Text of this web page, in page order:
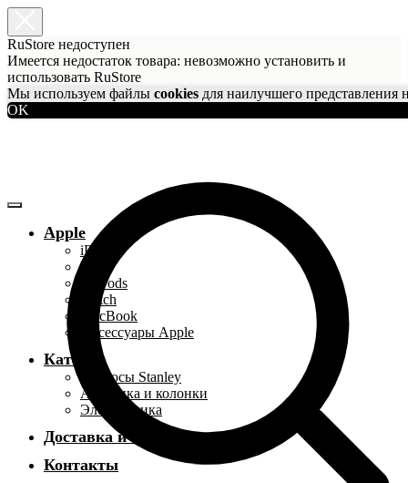
RuStore недоступен
Имеется недостаток товара: невозможно установить и
использовать RuStore
Мы используем файлы cookies для наилучшего представления
OK
Apple
iPhone
iPad
AirPods
Watch
MacBook
Аксессуары Apple
Каталог
Термосы Stanley
Акустика и колонки
Электроника
Доставка и оплата
Контакты